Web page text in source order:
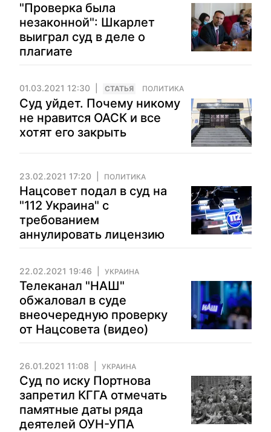
"Проверка была
незаконной": Шкарлет
выиграл суд в деле о
плагиате
01.03.2021 12:30 CТАТЬЯ ПОЛИТИКА
Суд уйдет. Почему никому
не нравится ОАСК и все
хотят его закрыть
23.02.2021 17:20 ПОЛИТИКА
Нацсовет подал в суд на
"112 Украина" с
требованием
аннулировать лицензию
22.02.2021 19:46 УКРАИНА
Телеканал "НАШ"
обжаловал в суде
внеочередную проверку
от Нацсовета (видео)
26.01.2021 11:08 УКРАИНА
Суд по иску Портнова
запретил КГГА отмечать
памятные даты ряда
деятелей ОУН-УПА